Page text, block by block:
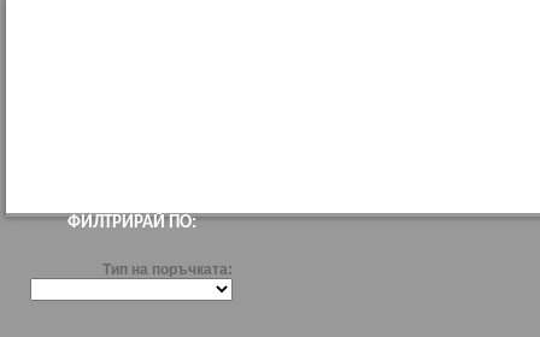
ФИЛТРИРАЙ ПО:
Тип на поръчката: